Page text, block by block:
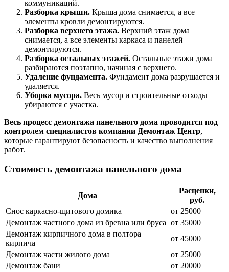
коммуникаций.
Разборка крыши. Крыша дома снимается, а все
элементы кровли демонтируются.
Разборка верхнего этажа. Верхний этаж дома
снимается, а все элементы каркаса и панелей
демонтируются.
Разборка остальных этажей. Остальные этажи дома
разбираются поэтапно, начиная с верхнего.
Удаление фундамента. Фундамент дома разрушается и
удаляется.
Уборка мусора. Весь мусор и строительные отходы
убираются с участка.
Весь процесс демонтажа панельного дома проводится под
контролем специалистов компании Демонтаж Центр,
которые гарантируют безопасность и качество выполнения
работ.
Стоимость демонтажа панельного дома
Дома
Расценки,
руб.
Снос каркасно-щитового домика
от 25000
Демонтаж частного дома из бревна или бруса от 35000
Демонтаж кирпичного дома в полтора
кирпича
от 45000
Демонтаж части жилого дома
от 25000
Демонтаж бани
от 20000